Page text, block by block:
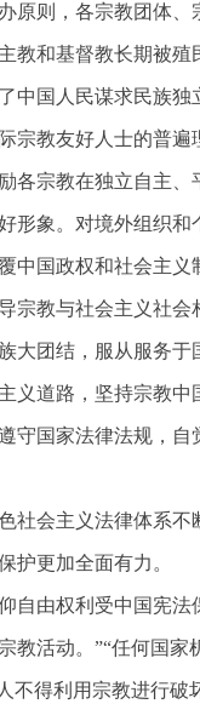
原则，各宗教团体
教和基督教长期被
中国人民谋求民族
宗教友好人士的普
各宗教在独立自主
形象。对境外组织
中国政权和社会主义
宗教与社会主义社会
大团结，服从服务
义道路，坚持宗教
守国家法律法规，自
社会主义法律体系
护更加全面有力。
自由权利受中国宪法
教活动。”“任何国
不得利用宗教进行